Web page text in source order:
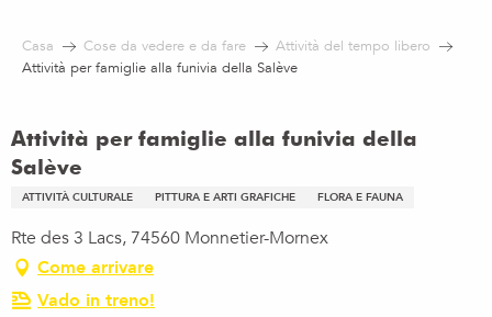
contenu
Casa Cose da vedere e da fare
Attività del tempo libero
Attività per famiglie alla funivia della Salève
Attività per famiglie alla funivia della
Salève
ATTIVITÀ CULTURALE PITTURA E ARTI GRAFICHE FLORA E FAUNA
Rte des 3 Lacs, 74560 Monnetier-Mornex
Come arrivare
Vado in treno!